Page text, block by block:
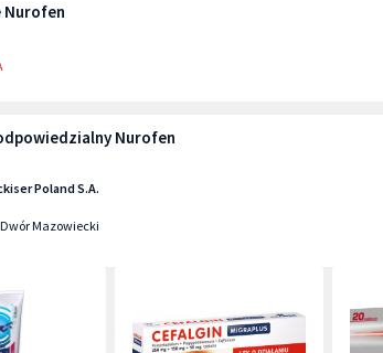
Nurofen
Poland S.A.
Mazowiecki